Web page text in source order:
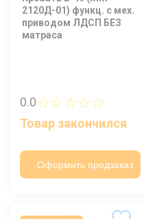
2120Д-01) функц. c мех.
приводом ЛДСП БЕЗ
матраса
0.0☆☆☆☆☆
Товар закончился
Оформить предзаказ
Отправить
Нажимая на
соглашаетесь на